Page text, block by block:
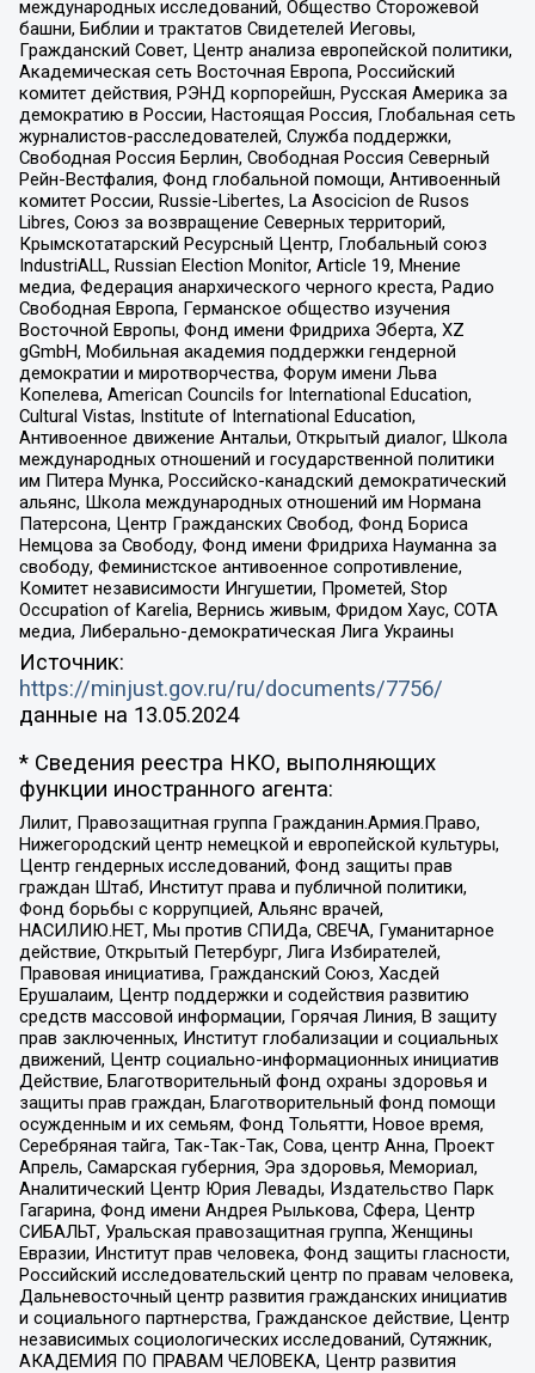
международных исследований, Общество Сторожевой
башни, Библии и трактатов Свидетелей Иеговы,
Гражданский Совет, Центр анализа европейской политики,
Академическая сеть Восточная Европа, Российский
комитет действия, РЭНД корпорейшн, Русская Америка за
демократию в России, Настоящая Россия, Глобальная сеть
журналистов-расследователей, Служба поддержки,
Свободная Россия Берлин, Свободная Россия Северный
Рейн-Вестфалия, Фонд глобальной помощи, Антивоенный
комитет России, Russie-Libertes, La Asocicion de Rusos
Libres, Союз за возвращение Северных территорий,
Крымскотатарский Ресурсный Центр, Глобальный союз
IndustriALL, Russian Election Monitor, Article 19, Мнение
медиа, Федерация анархического черного креста, Радио
Свободная Европа, Германское общество изучения
Восточной Европы, Фонд имени Фридриха Эберта, XZ
gGmbH, Мобильная академия поддержки гендерной
демократии и миротворчества, Форум имени Льва
Копелева, American Councils for International Education,
Cultural Vistas, Institute of International Education,
Антивоенное движение Антальи, Открытый диалог, Школа
международных отношений и государственной политики
им Питера Мунка, Российско-канадский демократический
альянс, Школа международных отношений им Нормана
Патерсона, Центр Гражданских Свобод, Фонд Бориса
Немцова за Свободу, Фонд имени Фридриха Науманна за
свободу, Феминистское антивоенное сопротивление,
Комитет независимости Ингушетии, Прометей, Stop
Occupation of Karelia, Вернись живым, Фридом Хаус, СОТА
медиа, Либерально-демократическая Лига Украины
Источник:
https://minjust.gov.ru/ru/documents/7756/
данные на 13.05.2024
* Сведения реестра НКО, выполняющих
функции иностранного агента:
Лилит, Правозащитная группа Гражданин.Армия.Право,
Нижегородский центр немецкой и европейской культуры,
Центр гендерных исследований, Фонд защиты прав
граждан Штаб, Институт права и публичной политики,
Фонд борьбы с коррупцией, Альянс врачей,
НАСИЛИЮ.НЕТ, Мы против СПИДа, СВЕЧА, Гуманитарное
действие, Открытый Петербург, Лига Избирателей,
Правовая инициатива, Гражданский Союз, Хасдей
Ерушалаим, Центр поддержки и содействия развитию
средств массовой информации, Горячая Линия, В защиту
прав заключенных, Институт глобализации и социальных
движений, Центр социально-информационных инициатив
Действие, Благотворительный фонд охраны здоровья и
защиты прав граждан, Благотворительный фонд помощи
осужденным и их семьям, Фонд Тольятти, Новое время,
Серебряная тайга, Так-Так-Так, Сова, центр Анна, Проект
Апрель, Самарская губерния, Эра здоровья, Мемориал,
Аналитический Центр Юрия Левады, Издательство Парк
Гагарина, Фонд имени Андрея Рылькова, Сфера, Центр
СИБАЛЬТ, Уральская правозащитная группа, Женщины
Евразии, Институт прав человека, Фонд защиты гласности,
Российский исследовательский центр по правам человека,
Дальневосточный центр развития гражданских инициатив
и социального партнерства, Гражданское действие, Центр
независимых социологических исследований, Сутяжник,
АКАДЕМИЯ ПО ПРАВАМ ЧЕЛОВЕКА, Центр развития